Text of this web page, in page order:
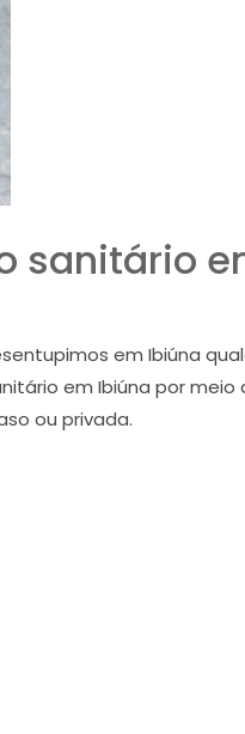
sanitário
em Ibiúna
em Ibiúna por meio
ou privada.